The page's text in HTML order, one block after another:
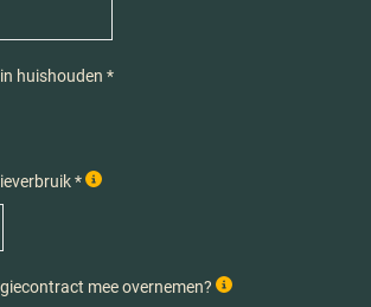
huishouden *
*
mee overnemen?